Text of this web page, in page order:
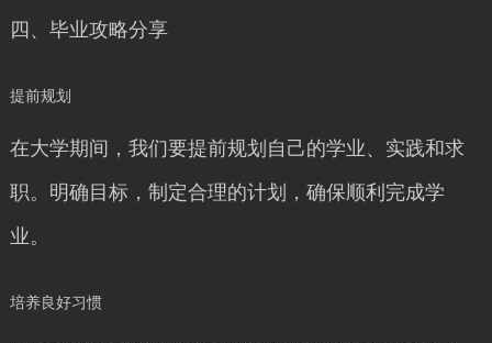
四、毕业攻略分享
提前规划
在大学期间，我们要提前规划自己的学业、实践和求
职。明确目标，制定合理的计划，确保顺利完成学
业。
培养良好习惯